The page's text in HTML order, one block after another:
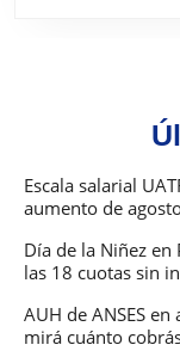
Escala salarial
aumento de
Día de la Niñez
las 18 cuotas sin
AUH de ANSES
mirá cuánto